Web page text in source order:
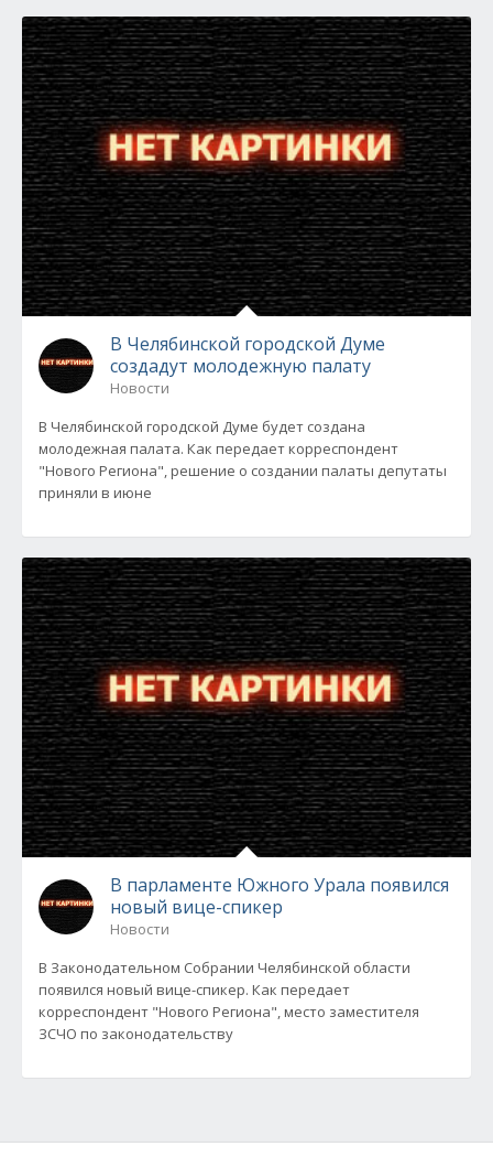
В Челябинской городской Думе
создадут молодежную палату
Новости
В Челябинской городской Думе будет создана
молодежная палата. Как передает корреспондент
"Нового Региона", решение о создании палаты депутаты
приняли в июне
В парламенте Южного Урала появился
новый вице-спикер
Новости
В Законодательном Собрании Челябинской области
появился новый вице-спикер. Как передает
корреспондент "Нового Региона", место заместителя
ЗСЧО по законодательству